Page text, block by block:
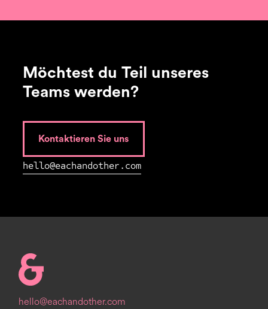
Möchtest du Teil unseres
Teams werden?
Kontaktieren Sie uns
hello@eachandother.com
Homepage
hello@eachandother.com